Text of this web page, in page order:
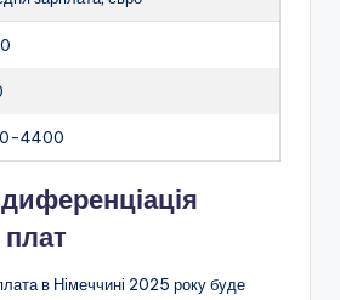
4400
плат
в Німеччині 2025 року буде